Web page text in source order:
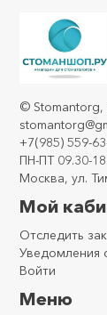
Шовные
Кетгут
© Stomantorg,
+7(985) 559-
ПН-ПТ 09.30-
Москва, ул.
Мой
Отследить
Уведомления
Войти
Меню